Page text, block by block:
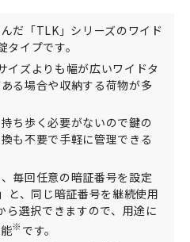
だ「TLK」シリーズのワイド
イプです。
イズよりも幅が広いワイドタ
る場合や収納する荷物が多
ち歩く必要がないので鍵の
も不要で手軽に管理できる
毎回任意の暗証番号を設定
と、同じ暗証番号を継続使用
ら選択できますので、用途に
※ です。